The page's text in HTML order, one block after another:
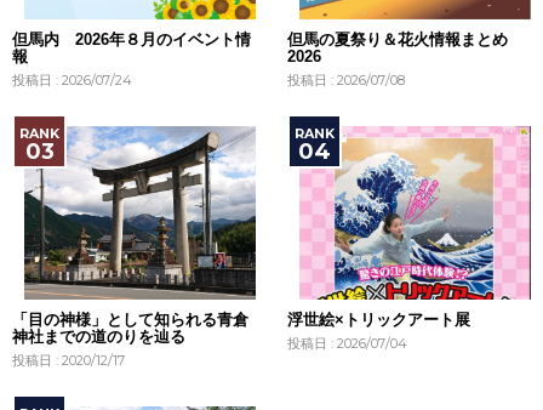
但馬内 2026年８月のイベント情
報
投稿日 : 2026/07/24
但馬の夏祭り＆花火情報まとめ
2026
投稿日 : 2026/07/08
「目の神様」として知られる青倉
神社までの道のりを辿る
投稿日 : 2020/12/17
浮世絵×トリックアート展
投稿日 : 2026/07/04